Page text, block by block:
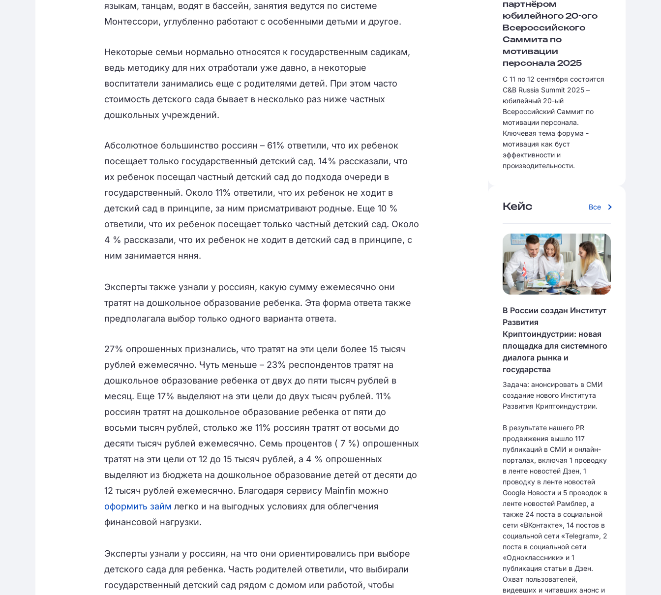
языкам, танцам, водят в бассейн, занятия ведутся по системе
Монтессори, углубленно работают с особенными детьми и другое.
Некоторые семьи нормально относятся к государственным садикам,
ведь методику для них отработали уже давно, а некоторые
воспитатели занимались еще с родителями детей. При этом часто
стоимость детского сада бывает в несколько раз ниже частных
дошкольных учреждений.
Абсолютное большинство россиян – 61% ответили, что их ребенок
посещает только государственный детский сад. 14% рассказали, что
их ребенок посещал частный детский сад до подхода очереди в
государственный. Около 11% ответили, что их ребенок не ходит в
детский сад в принципе, за ним присматривают родные. Еще 10 %
ответили, что их ребенок посещает только частный детский сад. Около
4 % рассказали, что их ребенок не ходит в детский сад в принципе, с
ним занимается няня.
Эксперты также узнали у россиян, какую сумму ежемесячно они
тратят на дошкольное образование ребенка. Эта форма ответа также
предполагала выбор только одного варианта ответа.
27% опрошенных признались, что тратят на эти цели более 15 тысяч
рублей ежемесячно. Чуть меньше – 23% респондентов тратят на
дошкольное образование ребенка от двух до пяти тысяч рублей в
месяц. Еще 17% выделяют на эти цели до двух тысяч рублей. 11%
россиян тратят на дошкольное образование ребенка от пяти до
восьми тысяч рублей, столько же 11% россиян тратят от восьми до
десяти тысяч рублей ежемесячно. Семь процентов ( 7 %) опрошенных
тратят на эти цели от 12 до 15 тысяч рублей, а 4 % опрошенных
выделяют из бюджета на дошкольное образование детей от десяти до
12 тысяч рублей ежемесячно. Благодаря сервису Mainfin можно
оформить займ легко и на выгодных условиях для облегчения
финансовой нагрузки.
Эксперты узнали у россиян, на что они ориентировались при выборе
детского сада для ребенка. Часть родителей ответили, что выбирали
государственный детский сад рядом с домом или работой, чтобы
партнёром
юбилейного 20-ого
Всероссийского
Саммита по
мотивации
персонала 2025
С 11 по 12 сентября состоится
C&B Russia Summit 2025 –
юбилейный 20-ый
Всероссийский Саммит по
мотивации персонала.
Ключевая тема форума -
мотивация как буст
эффективности и
производительности.
Кейс Все
В России создан Институт
Развития
Криптоиндустрии: новая
площадка для системного
диалога рынка и
государства
Задача: анонсировать в СМИ
создание нового Института
Развития Криптоиндустрии.
В результате нашего PR
продвижения вышло 117
публикаций в СМИ и онлайн-
порталах, включая 1 проводку
в ленте новостей Дзен, 1
проводку в ленте новостей
Google Новости и 5 проводок в
ленте новостей Рамблер, а
также 24 поста в социальной
сети «ВКонтакте», 14 постов в
социальной сети «Telegram», 2
поста в социальной сети
«Одноклассники» и 1
публикация статьи в Дзен.
Охват пользователей,
видевших и читавших анонс и